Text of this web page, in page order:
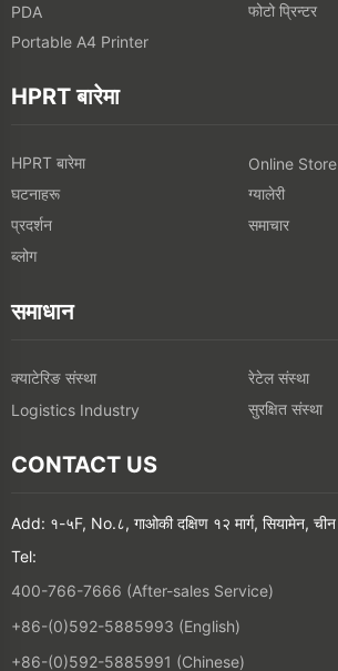
PDA
फोटो प्रिन्टर
Portable A4 Printer
HPRT बारेमा
HPRT बारेमा
Online Store
घटनाहरू
ग्यालेरी
प्रदर्शन
समाचार
ब्लोग
समाधान
क्याटेरिङ संस्था
रेटेल संस्था
Logistics Industry
सुरक्षित संस्था
CONTACT US
Add: १-५F, No.८, गाओकी दक्षिण १२ मार्ग, सियामेन, चीन
Tel:
400-766-7666 (After-sales Service)
+86-(0)592-5885993 (English)
+86-(0)592-5885991 (Chinese)